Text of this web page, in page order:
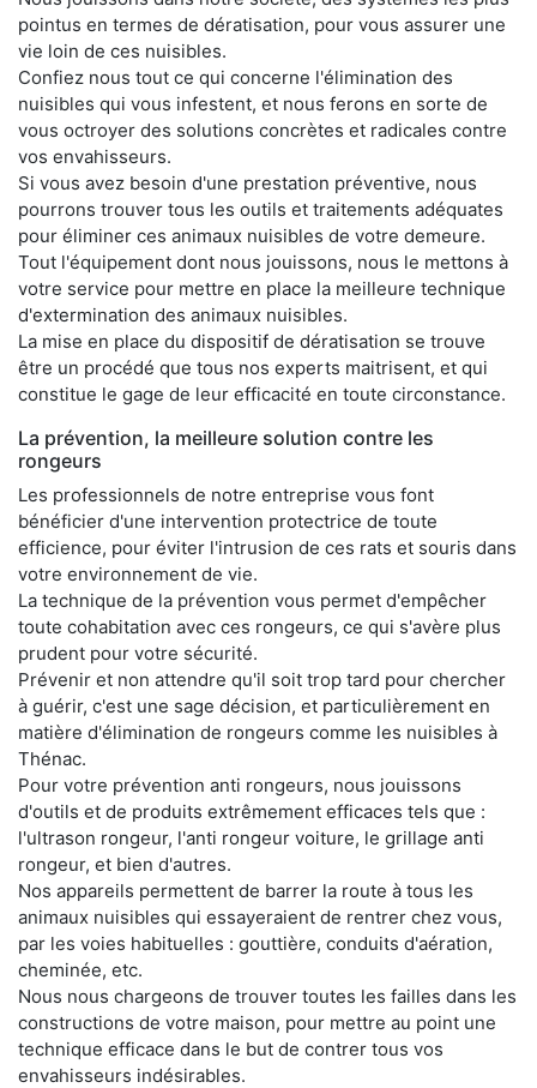
pointus en termes de dératisation, pour vous assurer une
vie loin de ces nuisibles.
Confiez nous tout ce qui concerne l'élimination des
nuisibles qui vous infestent, et nous ferons en sorte de
vous octroyer des solutions concrètes et radicales contre
vos envahisseurs.
Si vous avez besoin d'une prestation préventive, nous
pourrons trouver tous les outils et traitements adéquates
pour éliminer ces animaux nuisibles de votre demeure.
Tout l'équipement dont nous jouissons, nous le mettons à
votre service pour mettre en place la meilleure technique
d'extermination des animaux nuisibles.
La mise en place du dispositif de dératisation se trouve
être un procédé que tous nos experts maitrisent, et qui
constitue le gage de leur efficacité en toute circonstance.
La prévention, la meilleure solution contre les
rongeurs
Les professionnels de notre entreprise vous font
bénéficier d'une intervention protectrice de toute
efficience, pour éviter l'intrusion de ces rats et souris dans
votre environnement de vie.
La technique de la prévention vous permet d'empêcher
toute cohabitation avec ces rongeurs, ce qui s'avère plus
prudent pour votre sécurité.
Prévenir et non attendre qu'il soit trop tard pour chercher
à guérir, c'est une sage décision, et particulièrement en
matière d'élimination de rongeurs comme les nuisibles à
Thénac.
Pour votre prévention anti rongeurs, nous jouissons
d'outils et de produits extrêmement efficaces tels que :
l'ultrason rongeur, l'anti rongeur voiture, le grillage anti
rongeur, et bien d'autres.
Nos appareils permettent de barrer la route à tous les
animaux nuisibles qui essayeraient de rentrer chez vous,
par les voies habituelles : gouttière, conduits d'aération,
cheminée, etc.
Nous nous chargeons de trouver toutes les failles dans les
constructions de votre maison, pour mettre au point une
technique efficace dans le but de contrer tous vos
envahisseurs indésirables.